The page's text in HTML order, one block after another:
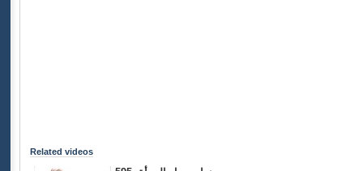
Related videos